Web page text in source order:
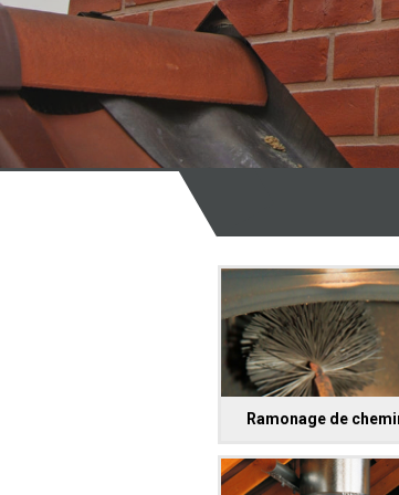
Ramonage de